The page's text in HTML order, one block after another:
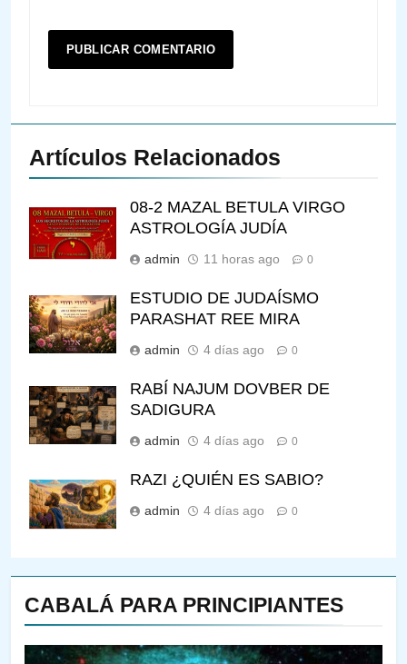
CABALÁ PARA PRINCIPIANTES
Artículos Relacionados
08-2 MAZAL BETULA VIRGO
ASTROLOGÍA JUDÍA
admin 11 horas ago 0
ESTUDIO DE JUDAÍSMO
PARASHAT REE MIRA
admin 4 días ago 0
RABÍ NAJUM DOVBER DE
SADIGURA
admin 4 días ago 0
RAZI ¿QUIÉN ES SABIO?
admin 4 días ago 0